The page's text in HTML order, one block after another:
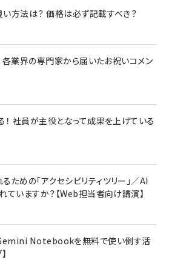
方法は？ 価格は必ず記載すべき？
業界の専門家から届いたお祝いコメン
！ 社員が主役となって成果を上げている
ための「アクセシビリティツリー」／AI
ていますか？【Web担当者向け講演】
Gemini Notebookを無料で使い倒す活